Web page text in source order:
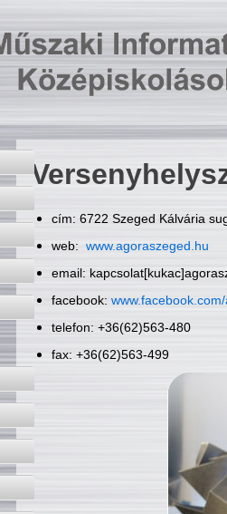
cím: 6722 Szeged Kálvária
web: www.agoraszeged.hu
email:
facebook:
telefon: +36(62)563-480
fax: +36(62)563-499